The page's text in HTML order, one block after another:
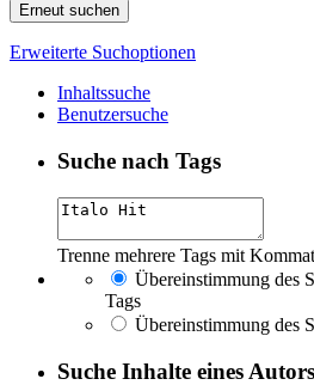
Erneut suchen
Erweiterte Suchoptionen
Inhaltssuche
Benutzersuche
Suche nach Tags
Trenne mehrere Tags mit
Übereinstimmung des
Tags
Übereinstimmung des
Suche Inhalte eines Autors